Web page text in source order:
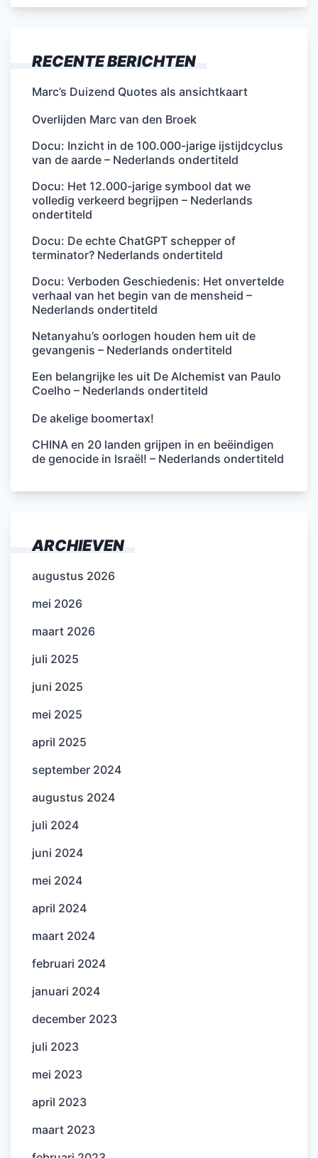
RECENTE BERICHTEN
Marc’s Duizend Quotes als ansichtkaart
Overlijden Marc van den Broek
Docu: Inzicht in de 100.000-jarige ijstijdcyclus
van de aarde – Nederlands ondertiteld
Docu: Het 12.000-jarige symbool dat we
volledig verkeerd begrijpen – Nederlands
ondertiteld
Docu: De echte ChatGPT schepper of
terminator? Nederlands ondertiteld
Docu: Verboden Geschiedenis: Het onvertelde
verhaal van het begin van de mensheid –
Nederlands ondertiteld
Netanyahu’s oorlogen houden hem uit de
gevangenis – Nederlands ondertiteld
Een belangrijke les uit De Alchemist van Paulo
Coelho – Nederlands ondertiteld
De akelige boomertax!
CHINA en 20 landen grijpen in en beëindigen
de genocide in Israël! – Nederlands ondertiteld
ARCHIEVEN
augustus 2026
mei 2026
maart 2026
juli 2025
juni 2025
mei 2025
april 2025
september 2024
augustus 2024
juli 2024
juni 2024
mei 2024
april 2024
maart 2024
februari 2024
januari 2024
december 2023
juli 2023
mei 2023
april 2023
maart 2023